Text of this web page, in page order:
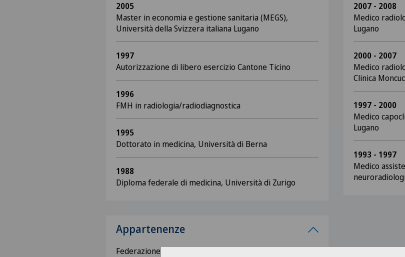
2005
Master in economia e gestione sanitaria (MEGS),
Università della Svizzera italiana Lugano
1997
Autorizzazione di libero esercizio Cantone Ticino
1996
FMH in radiologia/radiodiagnostica
1995
Dottorato in medicina, Università di Berna
1988
Diploma federale di medicina, Università di Zurigo
Appartenenze
Federazione medici svizzeri (FMH)
2007 - 2008
Medico
Lugano
2000 - 2007
Medico
Clinica
1997 - 2000
Medico
Lugano
1993 - 1997
Medico